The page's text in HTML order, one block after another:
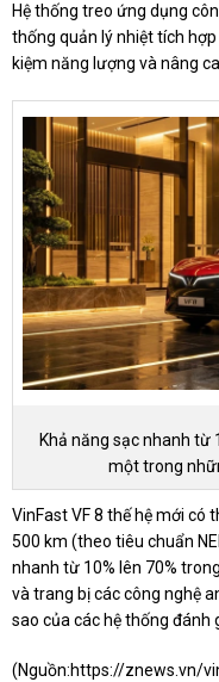
Hệ thống treo ứng dụng
thống quản lý nhiệt tích
kiệm năng lượng và nâng
Khả năng sạc nhanh từ
một trong
VinFast VF 8 thế hệ mới có
500 km (theo tiêu chuẩn
nhanh từ 10% lên 70%
và trang bị các công nghệ
sao của các hệ thống đánh
(Nguồn:https://znews.vn/